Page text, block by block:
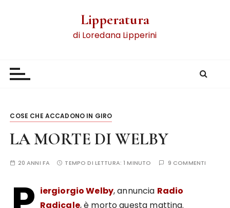
Lipperatura
di Loredana Lipperini
COSE CHE ACCADONO IN GIRO
LA MORTE DI WELBY
20 ANNI FA TEMPO DI LETTURA:1 MINUTO 9 COMMENTI
iergiorgio Welby, annuncia Radio
Radicale, è morto questa mattina.